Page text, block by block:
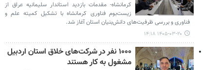
کرمانشاه- مقدمات بازدید استاندار سلیمانیه عراق از
زیست‌بوم فناوری کرمانشاه با تشکیل کمیته علم و
فناوری و بررسی ظرفیت‌های دانش‌بنیان استان آغاز شد.
۱۴۰۵-۰۳-۲۰ ۱۴:۱۸
۱۰۰۰ نفر در شرکت‌های خلاق استان اردبیل
مشغول به کار هستند